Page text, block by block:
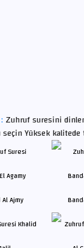
Zuhruf suresini
seçin Yüksek kalitede
Ajmy